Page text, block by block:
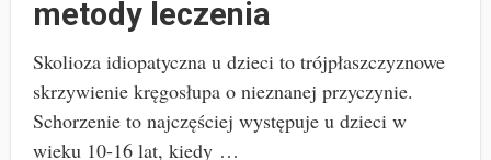
metody leczenia
Skolioza idiopatyczna u dzieci to trójpłaszczyznowe
skrzywienie kręgosłupa o nieznanej przyczynie.
Schorzenie to najczęściej występuje u dzieci w
wieku 10-16 lat, kiedy …